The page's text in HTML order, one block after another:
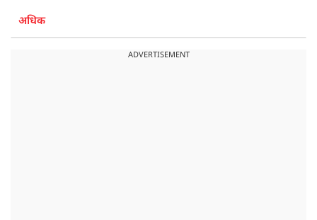
अधिक
ADVERTISEMENT